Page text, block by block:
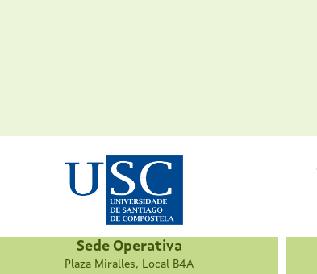
Sede Operativa
Plaza Miralles, Local B4A